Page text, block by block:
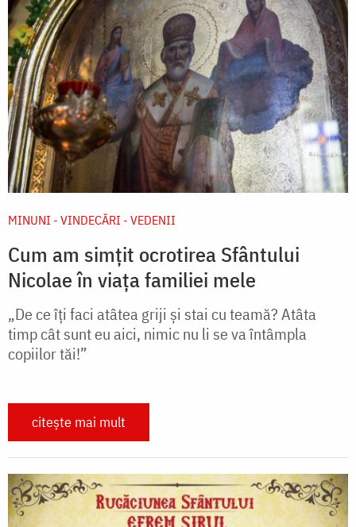
MINUNI - VINDECĂRI - VEDENII
Cum am simțit ocrotirea Sfântului
Nicolae în viața familiei mele
„De ce îți faci atâtea griji și stai cu teamă? Atâta
timp cât sunt eu aici, nimic nu li se va întâmpla
copiilor tăi!”
citește mai mult